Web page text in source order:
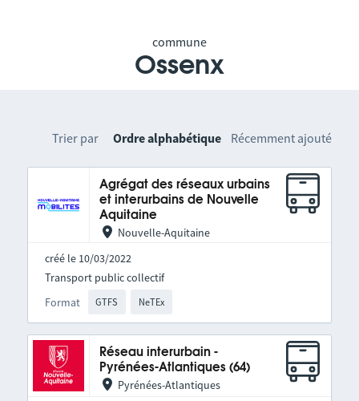
commune
Ossenx
Trier par Ordre alphabétique Récemment ajouté
Agrégat des réseaux urbains
et interurbains de Nouvelle
Aquitaine
Nouvelle-Aquitaine
créé le 10/03/2022
Format GTFS NeTEx
Transport public collectif
Réseau interurbain -
Pyrénées-Atlantiques (64)
Pyrénées-Atlantiques